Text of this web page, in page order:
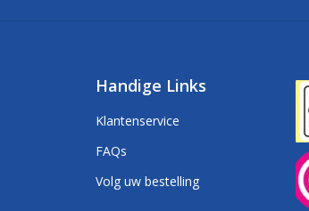
Handige Links
Klantenservice
FAQs
Volg uw bestelling